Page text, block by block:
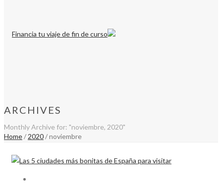
ARCHIVES
Monthly Archive for: "noviembre, 2020"
Home/ 2020/ noviembre